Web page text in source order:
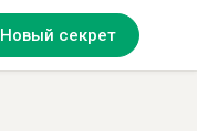
Новый секрет